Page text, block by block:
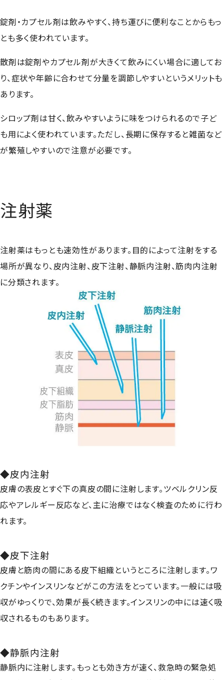
錠剤・カプセル剤は飲みやすく、持ち運びに便利なことからもっ
とも多く使われています。
散剤は錠剤やカプセル剤が大きくて飲みにくい場合に適してお
り、症状や年齢に合わせて分量を調節しやすいというメリットも
あります。
シロップ剤は甘く、飲みやすいように味をつけられるので子ど
も用によく使われています。ただし、長期に保存すると雑菌など
が繁殖しやすいので注意が必要です。
注射薬
注射薬はもっとも速効性があります。目的によって注射をする
場所が異なり、皮内注射、皮下注射、静脈内注射、筋肉内注射
に分類されます。
◆皮内注射
皮膚の表皮とすぐ下の真皮の間に注射します。ツベルクリン反
応やアレルギー反応など、主に治療ではなく検査のために行わ
れます。
◆皮下注射
皮膚と筋肉の間にある皮下組織というところに注射します。ワ
クチンやインスリンなどがこの方法をとっています。一般には吸
収がゆっくりで、効果が長く続きます。インスリンの中には速く吸
収されるものもあります。
◆静脈内注射
静脈内に注射します。もっとも効き方が速く、救急時の緊急処